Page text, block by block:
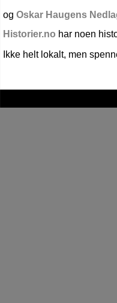
og Oskar Haugens
Historier.no har noen
Ikke helt lokalt, men